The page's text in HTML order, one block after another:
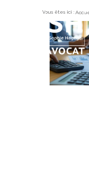
Vous êtes ici :